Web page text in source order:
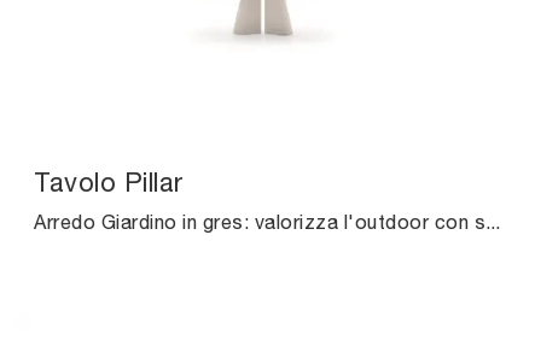
Tavolo Pillar
Arredo Giardino in gres: valorizza l'outdoor con svariate offerte di tavoli da giardino della firma Ditre Italia.